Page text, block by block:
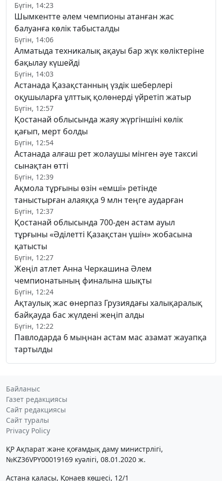
Бүгін, 14:23
Шымкентте әлем чемпионы атанған жас
балуанға көлік табысталды
Бүгін, 14:06
Алматыда техникалық ақауы бар жүк көліктеріне
бақылау күшейді
Бүгін, 14:03
Астанада Қазақстанның үздік шеберлері
оқушыларға ұлттық қолөнерді үйретіп жатыр
Бүгін, 12:57
Қостанай облысында жаяу жүргіншіні көлік
қағып, мерт болды
Бүгін, 12:54
Астанада алғаш рет жолаушы мінген әуе таксиі
сынақтан өтті
Бүгін, 12:39
Ақмола тұрғыны өзін «емші» ретінде
таныстырған алаяққа 9 млн теңге аударған
Бүгін, 12:37
Қостанай облысында 700-ден астам ауыл
тұрғыны «Әділетті Қазақстан үшін» жобасына
қатысты
Бүгін, 12:27
Жеңіл атлет Анна Черкашина Әлем
чемпионатының финалына шықты
Бүгін, 12:24
Ақтаулық жас өнерпаз Грузиядағы халықаралық
байқауда бас жүлдені жеңіп алды
Бүгін, 12:22
Павлодарда 6 мыңнан астам мас азамат жауапқа
тартылды
Байланыс
Газет редакциясы
Сайт редакциясы
Сайт туралы
Privacy Policy
ҚР Ақпарат және қоғамдық даму министрлігі,
№KZ36VPY00019169 куәлігі, 08.01.2020 ж.
Астана қаласы, Қонаев көшесі, 12/1